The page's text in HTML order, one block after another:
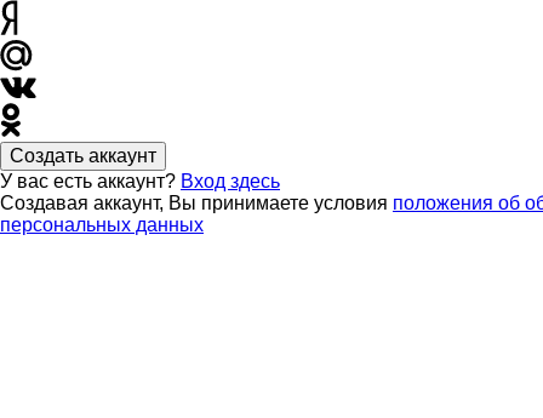
Создать аккаунт
У вас есть аккаунт? Вход здесь
Создавая аккаунт, Вы принимаете условия положения об
персональных данных